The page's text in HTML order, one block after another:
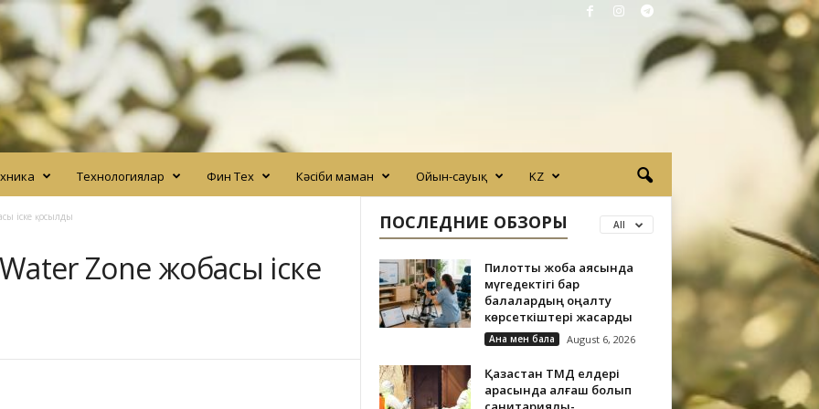
Технологиялар Фин Тех Кәсіби маман Ойын-сауық KZ
іске қосылды
Zone жобасы іске
ПОСЛЕДНИЕ ОБЗОРЫ All
Пилоттық жоба аясында
мүгедектігі бар
балалардың оңалту
көрсеткіштері жақсарды
Ана мен бала August 6, 2026
Қазақстан ТМД елдері
арасында алғаш болып